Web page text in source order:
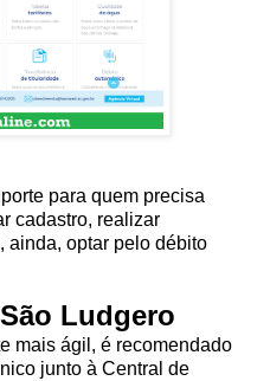
para quem precisa
cadastro, realizar
ainda, optar pelo débito
Ludgero
mais ágil, é recomendado
junto à Central de